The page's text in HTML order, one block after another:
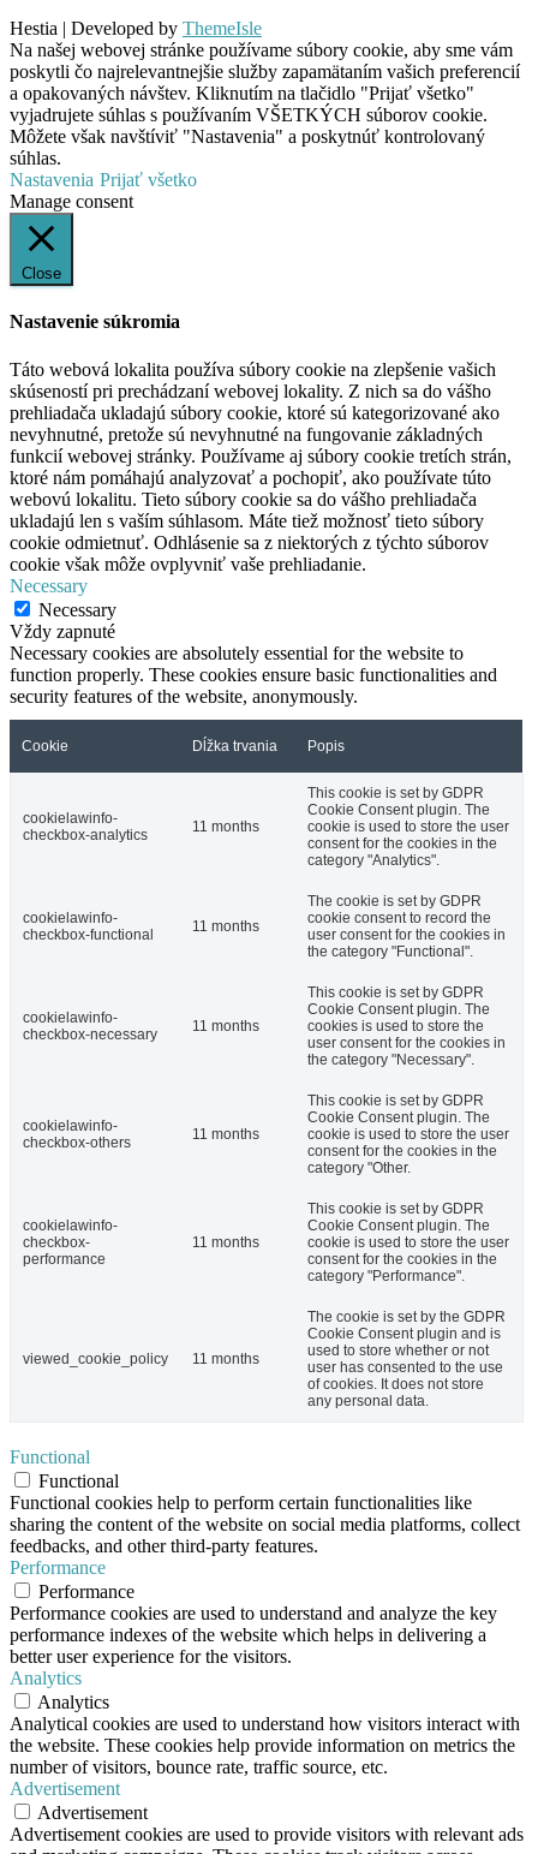
Hestia | Developed by ThemeIsle
Na našej webovej stránke používame súbory cookie, aby sme vám
poskytli čo najrelevantnejšie služby zapamätaním vašich preferencií
a opakovaných návštev. Kliknutím na tlačidlo "Prijať všetko"
vyjadrujete súhlas s používaním VŠETKÝCH súborov cookie.
Môžete však navštíviť "Nastavenia" a poskytnúť kontrolovaný
súhlas.
Nastavenia Prijať všetko
Manage consent
Close
Nastavenie súkromia
Táto webová lokalita používa súbory cookie na zlepšenie vašich
skúseností pri prechádzaní webovej lokality. Z nich sa do vášho
prehliadača ukladajú súbory cookie, ktoré sú kategorizované ako
nevyhnutné, pretože sú nevyhnutné na fungovanie základných
funkcií webovej stránky. Používame aj súbory cookie tretích strán,
ktoré nám pomáhajú analyzovať a pochopiť, ako používate túto
webovú lokalitu. Tieto súbory cookie sa do vášho prehliadača
ukladajú len s vaším súhlasom. Máte tiež možnosť tieto súbory
cookie odmietnuť. Odhlásenie sa z niektorých z týchto súborov
cookie však môže ovplyvniť vaše prehliadanie.
Necessary
Necessary
Vždy zapnuté
Necessary cookies are absolutely essential for the website to
function properly. These cookies ensure basic functionalities and
security features of the website, anonymously.
Cookie Dĺžka trvania Popis
cookielawinfo-
checkbox-analytics
11 months
This cookie is set by GDPR
Cookie Consent plugin. The
cookie is used to store the user
consent for the cookies in the
category "Analytics".
cookielawinfo-
checkbox-functional
11 months
The cookie is set by GDPR
cookie consent to record the
user consent for the cookies in
the category "Functional".
cookielawinfo-
checkbox-necessary
11 months
This cookie is set by GDPR
Cookie Consent plugin. The
cookies is used to store the
user consent for the cookies in
the category "Necessary".
cookielawinfo-
checkbox-others
11 months
This cookie is set by GDPR
Cookie Consent plugin. The
cookie is used to store the user
consent for the cookies in the
category "Other.
cookielawinfo-
checkbox-
performance
11 months
This cookie is set by GDPR
Cookie Consent plugin. The
cookie is used to store the user
consent for the cookies in the
category "Performance".
viewed_cookie_policy 11 months
The cookie is set by the GDPR
Cookie Consent plugin and is
used to store whether or not
user has consented to the use
of cookies. It does not store
any personal data.
Functional
Functional
Functional cookies help to perform certain functionalities like
sharing the content of the website on social media platforms, collect
feedbacks, and other third-party features.
Performance
Performance
Performance cookies are used to understand and analyze the key
performance indexes of the website which helps in delivering a
better user experience for the visitors.
Analytics
Analytics
Analytical cookies are used to understand how visitors interact with
the website. These cookies help provide information on metrics the
number of visitors, bounce rate, traffic source, etc.
Advertisement
Advertisement
Advertisement cookies are used to provide visitors with relevant ads